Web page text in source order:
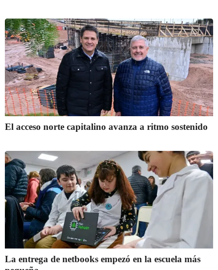
El acceso norte capitalino avanza a ritmo sostenido
La entrega de netbooks empezó en la escuela más